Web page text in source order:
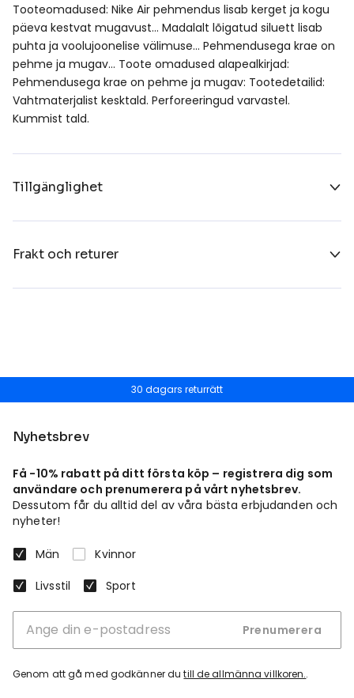
Tooteomadused: Nike Air pehmendus lisab kerget ja kogu
päeva kestvat mugavust… Madalalt lõigatud siluett lisab
puhta ja voolujoonelise välimuse… Pehmendusega krae on
pehme ja mugav… Toote omadused alapealkirjad:
Pehmendusega krae on pehme ja mugav: Tootedetailid:
Vahtmaterjalist kesktald. Perforeeringud varvastel.
Kummist tald.
Tillgänglighet
Frakt och returer
30 dagars returrätt
Nyhetsbrev
Få -10% rabatt på ditt första köp – registrera dig som
användare och prenumerera på vårt nyhetsbrev.
Dessutom får du alltid del av våra bästa erbjudanden och
nyheter!
Män
Kvinnor
Livsstil
Sport
Prenumerera
Genom att gå med godkänner dutill de allmänna villkoren..